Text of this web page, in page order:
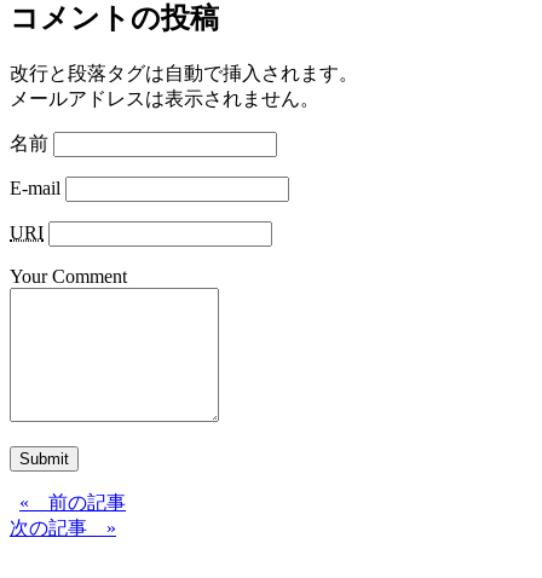
コメントの投稿
改行と段落タグは自動で挿入されます。
メールアドレスは表示されません。
名前
E-mail
URI
Your Comment
Submit
« 前の記事
次の記事 »